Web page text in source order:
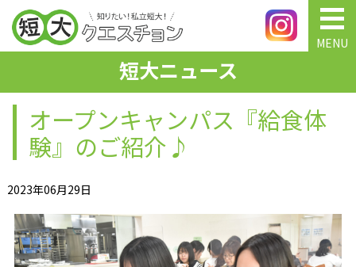
MENU
短大ニュース
オープンキャンパス『給食体
験』のご紹介♪
2023年06月29日